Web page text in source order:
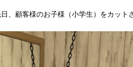
、顧客様のお子様（小学生）をカット